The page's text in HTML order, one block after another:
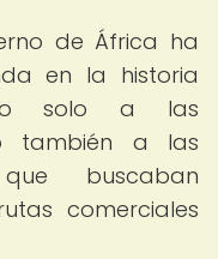
de África ha
en la historia
no solo a las
también a las
buscaban
comerciales